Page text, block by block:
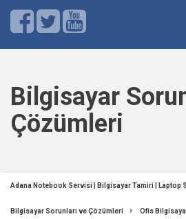
Bilgisayar
Çözümleri
Adana Notebook Servisi | Bilgisayar Tamiri | Laptop
Bilgisayar Sorunları ve Çözümleri Ofis